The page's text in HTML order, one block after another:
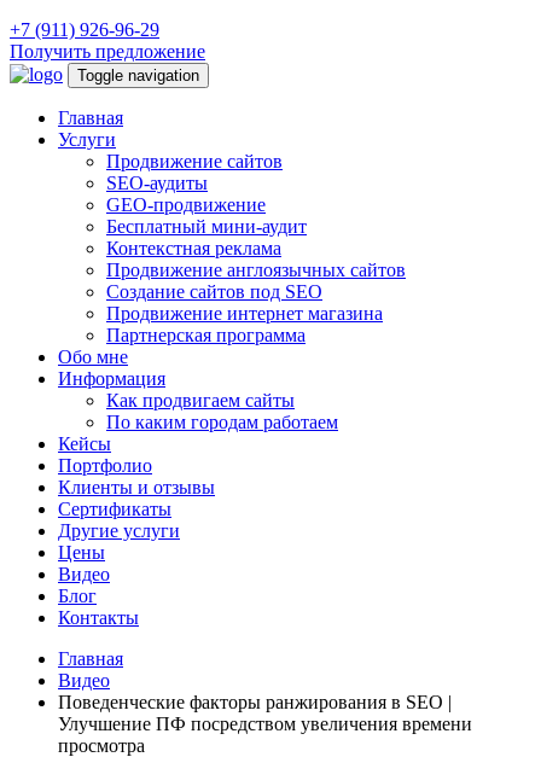
+7 (911) 926-96-29
Получить предложение
Toggle navigation
Главная
Услуги
Продвижение сайтов
SEO-аудиты
GEO-продвижение
Бесплатный мини-аудит
Контекстная реклама
Продвижение англоязычных сайтов
Создание сайтов под SEO
Продвижение интернет магазина
Партнерская программа
Обо мне
Информация
Как продвигаем сайты
По каким городам работаем
Кейсы
Портфолио
Клиенты и отзывы
Сертификаты
Другие услуги
Цены
Видео
Блог
Контакты
Главная
Видео
Поведенческие факторы ранжирования в SEO |
Улучшение ПФ посредством увеличения времени
просмотра